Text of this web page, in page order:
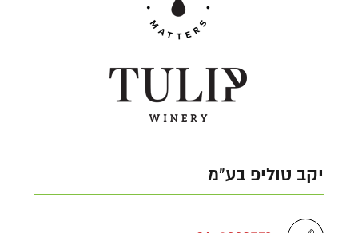
יקב טוליפ בע"מ